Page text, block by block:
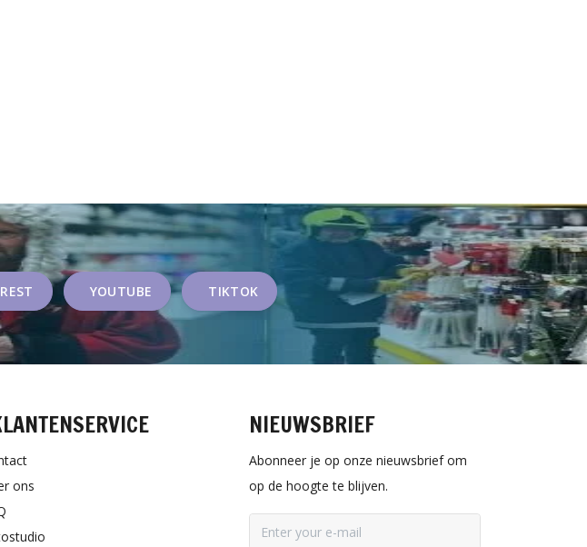
YOUTUBE TIKTOK
ons
NIEUWSBRIEF
Abonneer je op onze nieuwsbrief om
op de hoogte te blijven.